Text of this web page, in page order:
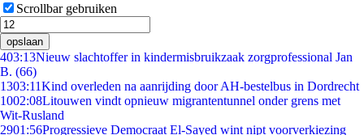
Scrollbar gebruiken
opslaan
403:13Nieuw slachtoffer in kindermisbruikzaak zorgprofessional Jan
B. (66)
1303:11Kind overleden na aanrijding door AH-bestelbus in Dordrecht
1002:08Litouwen vindt opnieuw migrantentunnel onder grens met
Wit-Rusland
2901:56Progressieve Democraat El-Sayed wint nipt voorverkiezing